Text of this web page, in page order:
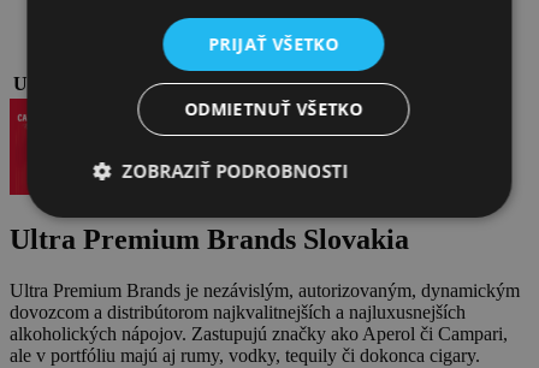
5. - 9. jún 2024
Ubytovanie Holiday Inn Trnava
Ultra Premium Brands Slovakia
Ultra Premium Brands je nezávislým, autorizovaným, dynamickým
dovozcom a distribútorom najkvalitnejších a najluxusnejších
alkoholických nápojov. Zastupujú značky ako Aperol či Campari,
ale v portfóliu majú aj rumy, vodky, tequily či dokonca cigary.
PRIJAŤ VŠETKO
ODMIETNUŤ VŠETKO
ZOBRAZIŤ PODROBNOSTI